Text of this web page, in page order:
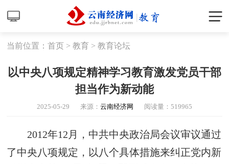
当前位置：首页 >教育 >教育论坛
以中央八项规定精神学习教育激发党员干部
担当作为新动能
2025-05-29 来源： 云南经济网 阅读量： 519965
2012年12月，中共中央政治局会议审议通过
了中央八项规定，以八个具体措施来纠正党内新